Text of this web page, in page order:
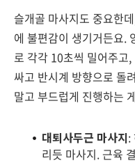
슬개골 마사지도 중요한
에 불편감이 생기거든요.
로 각각 10초씩 밀어주고
싸고 반시계 방향으로 돌
말고 부드럽게 진행하는
대퇴사두근 마사지:
리듯 마사지. 근육